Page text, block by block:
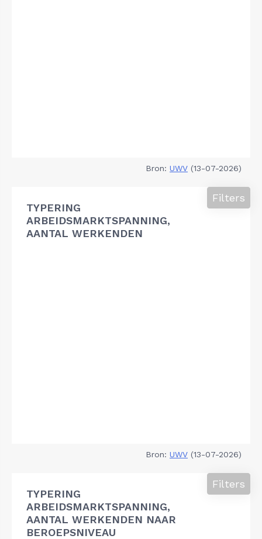
Bron: UWV (13-07-2026)
TYPERING
ARBEIDSMARKTSPANNING,
AANTAL WERKENDEN
Filters
Bron: UWV (13-07-2026)
TYPERING
ARBEIDSMARKTSPANNING,
AANTAL WERKENDEN NAAR
BEROEPSNIVEAU
Filters